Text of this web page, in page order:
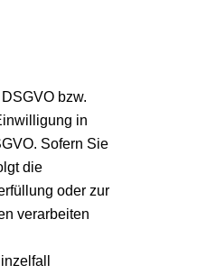
bzw.
in
Sofern Sie
die
oder zur
verarbeiten